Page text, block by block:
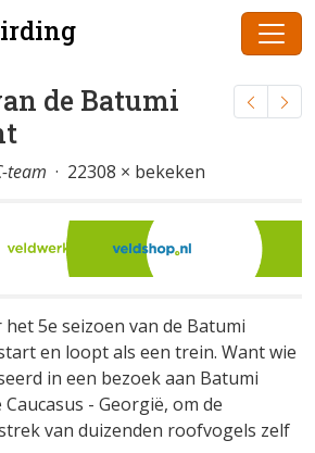
de Batumi
team · 22308 × bekeken
5e seizoen van de Batumi
en loopt als een trein. Want wie
in een bezoek aan Batumi
- Georgië, om de
van duizenden roofvogels zelf